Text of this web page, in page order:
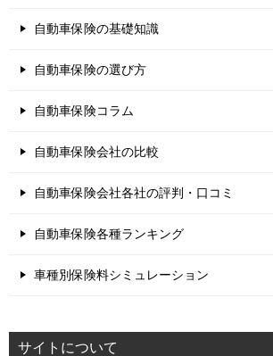
自動車保険の基礎知識
自動車保険の選び方
自動車保険コラム
自動車保険会社の比較
自動車保険会社各社の評判・口コミ
自動車保険各種ランキング
車種別保険料シミュレーション
サイトについて